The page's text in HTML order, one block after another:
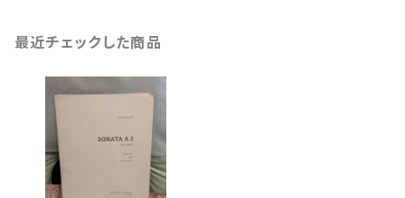
最近チェックした商品